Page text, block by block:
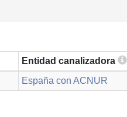
Entidad canalizadora
España con ACNUR